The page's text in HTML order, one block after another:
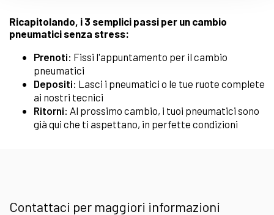
Ricapitolando, i 3 semplici passi per un cambio
pneumatici senza stress:
Prenoti: Fissi l'appuntamento per il cambio
pneumatici
Depositi: Lasci i pneumatici o le tue ruote complete
ai nostri tecnici
Ritorni: Al prossimo cambio, i tuoi pneumatici sono
già qui che ti aspettano, in perfette condizioni
Contattaci per maggiori informazioni